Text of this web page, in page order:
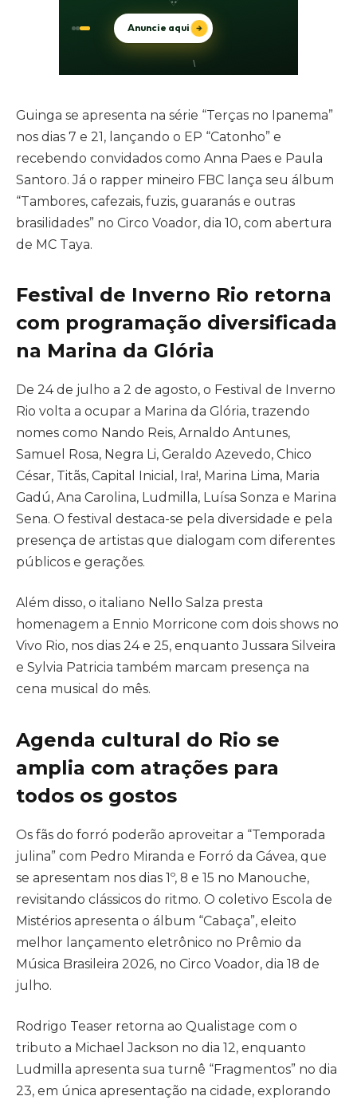
Guinga se apresenta na série “Terças no Ipanema”
nos dias 7 e 21, lançando o EP “Catonho” e
recebendo convidados como Anna Paes e Paula
Santoro. Já o rapper mineiro FBC lança seu álbum
“Tambores, cafezais, fuzis, guaranás e outras
brasilidades” no Circo Voador, dia 10, com abertura
de MC Taya.
Festival de Inverno Rio retorna
com programação diversificada
na Marina da Glória
De 24 de julho a 2 de agosto, o Festival de Inverno
Rio volta a ocupar a Marina da Glória, trazendo
nomes como Nando Reis, Arnaldo Antunes,
Samuel Rosa, Negra Li, Geraldo Azevedo, Chico
César, Titãs, Capital Inicial, Ira!, Marina Lima, Maria
Gadú, Ana Carolina, Ludmilla, Luísa Sonza e Marina
Sena. O festival destaca-se pela diversidade e pela
presença de artistas que dialogam com diferentes
públicos e gerações.
Além disso, o italiano Nello Salza presta
homenagem a Ennio Morricone com dois shows no
Vivo Rio, nos dias 24 e 25, enquanto Jussara Silveira
e Sylvia Patricia também marcam presença na
cena musical do mês.
Agenda cultural do Rio se
amplia com atrações para
todos os gostos
Os fãs do forró poderão aproveitar a “Temporada
julina” com Pedro Miranda e Forró da Gávea, que
se apresentam nos dias 1º, 8 e 15 no Manouche,
revisitando clássicos do ritmo. O coletivo Escola de
Mistérios apresenta o álbum “Cabaça”, eleito
melhor lançamento eletrônico no Prêmio da
Música Brasileira 2026, no Circo Voador, dia 18 de
julho.
Rodrigo Teaser retorna ao Qualistage com o
tributo a Michael Jackson no dia 12, enquanto
Ludmilla apresenta sua turnê “Fragmentos” no dia
23, em única apresentação na cidade, explorando